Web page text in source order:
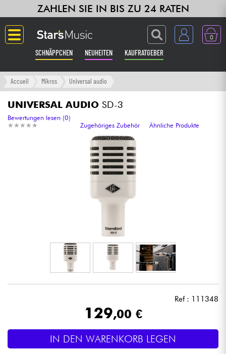
ZAHLEN SIE IN BIS ZU 24 RATEN
0
SCHNÄPPCHEN NEUHEITEN KAUFRATGEBER
Langue
Gitarre & Bass
Verstärker & Effekte
Licht
Accueil Mikros Universal audio
UNIVERSAL AUDIO SD-3
★ ★ ★ ★ ★
★ ★ ★ ★ ★
Bewertungen lesen (0)
Zugehöriges Zubehör
Ähnliche Produkte
Ref : 111348
129,00 €
IN DEN WARENKORB LEGEN